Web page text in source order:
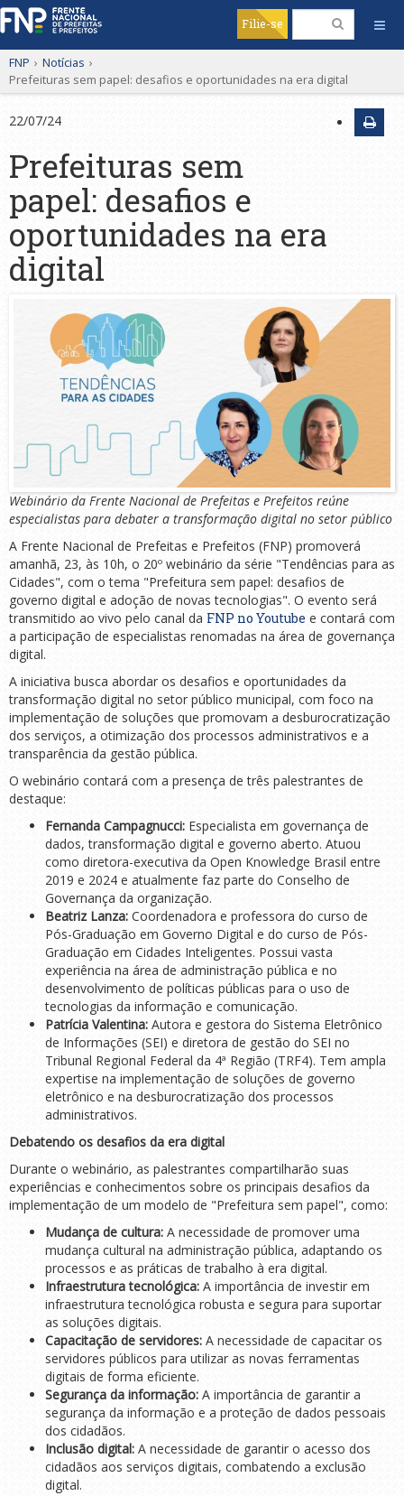
Filie-se
FNP › Notícias ›
Prefeituras sem papel: desafios e oportunidades na era digital
22/07/24
Prefeituras sem
papel: desafios e
oportunidades na era
digital
Webinário da Frente Nacional de Prefeitas e Prefeitos reúne
especialistas para debater a transformação digital no setor público
A Frente Nacional de Prefeitas e Prefeitos (FNP) promoverá
amanhã, 23, às 10h, o 20º webinário da série "Tendências para as
Cidades", com o tema "Prefeitura sem papel: desafios de
governo digital e adoção de novas tecnologias". O evento será
transmitido ao vivo pelo canal da FNP no Youtube e contará com
a participação de especialistas renomadas na área de governança
digital.
A iniciativa busca abordar os desafios e oportunidades da
transformação digital no setor público municipal, com foco na
implementação de soluções que promovam a desburocratização
dos serviços, a otimização dos processos administrativos e a
transparência da gestão pública.
O webinário contará com a presença de três palestrantes de
destaque:
Fernanda Campagnucci: Especialista em governança de
dados, transformação digital e governo aberto. Atuou
como diretora-executiva da Open Knowledge Brasil entre
2019 e 2024 e atualmente faz parte do Conselho de
Governança da organização.
Beatriz Lanza: Coordenadora e professora do curso de
Pós-Graduação em Governo Digital e do curso de Pós-
Graduação em Cidades Inteligentes. Possui vasta
experiência na área de administração pública e no
desenvolvimento de políticas públicas para o uso de
tecnologias da informação e comunicação.
Patrícia Valentina: Autora e gestora do Sistema Eletrônico
de Informações (SEI) e diretora de gestão do SEI no
Tribunal Regional Federal da 4ª Região (TRF4). Tem ampla
expertise na implementação de soluções de governo
eletrônico e na desburocratização dos processos
administrativos.
Debatendo os desafios da era digital
Durante o webinário, as palestrantes compartilharão suas
experiências e conhecimentos sobre os principais desafios da
implementação de um modelo de "Prefeitura sem papel", como:
Mudança de cultura: A necessidade de promover uma
mudança cultural na administração pública, adaptando os
processos e as práticas de trabalho à era digital.
Infraestrutura tecnológica: A importância de investir em
infraestrutura tecnológica robusta e segura para suportar
as soluções digitais.
Capacitação de servidores: A necessidade de capacitar os
servidores públicos para utilizar as novas ferramentas
digitais de forma eficiente.
Segurança da informação: A importância de garantir a
segurança da informação e a proteção de dados pessoais
dos cidadãos.
Inclusão digital: A necessidade de garantir o acesso dos
cidadãos aos serviços digitais, combatendo a exclusão
digital.